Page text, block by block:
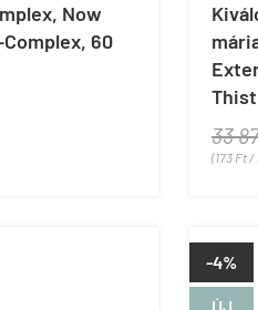
Now
60
33
(173 Ft
-4%